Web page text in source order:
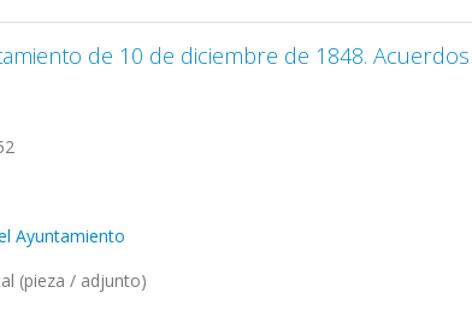
de 10 de diciembre de 1848. Acuerdos
Ayuntamiento
(pieza / adjunto)